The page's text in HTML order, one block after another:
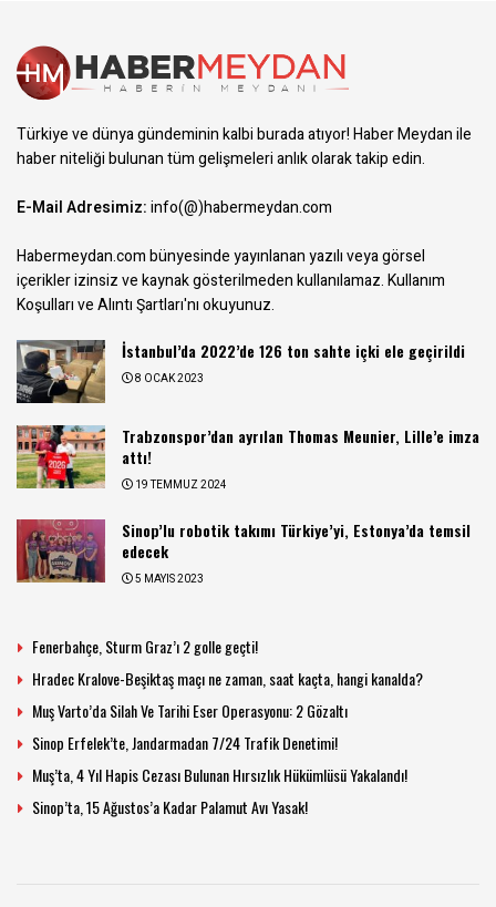
Türkiye ve dünya gündeminin kalbi burada atıyor! Haber Meydan ile
haber niteliği bulunan tüm gelişmeleri anlık olarak takip edin.
E-Mail Adresimiz:info(@)habermeydan.com
Habermeydan.com bünyesinde yayınlanan yazılı veya görsel
içerikler izinsiz ve kaynak gösterilmeden kullanılamaz.Kullanım
Koşulları ve Alıntı Şartları'nı okuyunuz.
İstanbul’da 2022’de 126 ton sahte içki ele geçirildi
8 OCAK 2023
Trabzonspor’dan ayrılan Thomas Meunier, Lille’e imza
attı!
19 TEMMUZ 2024
Sinop’lu robotik takımı Türkiye’yi, Estonya’da temsil
edecek
5 MAYIS 2023
Fenerbahçe, Sturm Graz’ı 2 golle geçti!
Hradec Kralove-Beşiktaş maçı ne zaman, saat kaçta, hangi kanalda?
Muş Varto’da Silah Ve Tarihi Eser Operasyonu: 2 Gözaltı
Sinop Erfelek’te, Jandarmadan 7/24 Trafik Denetimi!
Muş’ta, 4 Yıl Hapis Cezası Bulunan Hırsızlık Hükümlüsü Yakalandı!
Sinop’ta, 15 Ağustos’a Kadar Palamut Avı Yasak!